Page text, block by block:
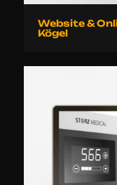
Website &
Kögel